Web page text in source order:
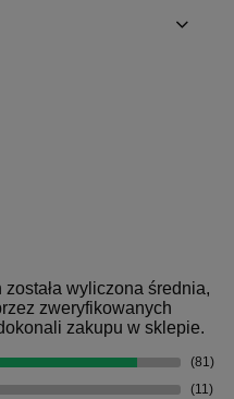
wyliczona średnia,
zweryfikowanych
zakupu w sklepie.
(81)
(11)